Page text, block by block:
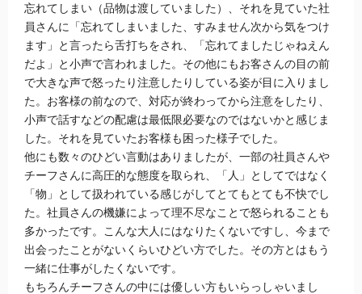
忘れてしまい（品物は渡していました）、それを見ていた社
員さんに「忘れてしまいました、すみません次から気をつけ
ます」と言ったら舌打ちをされ、「忘れてましたじゃねえん
だよ」と小声で言われました。その他にもお客さんの目の前
で大きな声で怒ったり注意したりしている姿が目に入りまし
た。お客様の前なので、対応が終わってから注意をしたり、
小声で話すなどの配慮は最低限必要なのではないかと感じま
した。それを見ていたお客様も困った様子でした。
他にも数々のひどい言動はありましたが、一部の社員さんや
チーフさんに高圧的な態度を取られ、「人」としてではなく
「物」として扱われている感じがしてとてもとても不快でし
た。社員さんの機嫌によって理不尽なことで怒られることも
多かったです。こんな大人にはなりたくないですし、今まで
出会ったことがないくらいひどい方でした。その方とはもう
一緒に仕事がしたくないです。
もちろんチーフさんの中には優しい方もいらっしゃいまし